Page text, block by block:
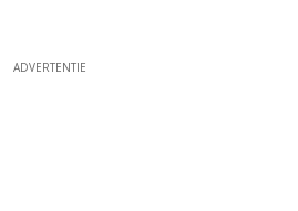
ADVERTENTIE